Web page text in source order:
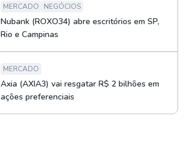
MERCADO NEGÓCIOS
Nubank (ROXO34) abre escritórios em SP,
Rio e Campinas
MERCADO
Axia (AXIA3) vai resgatar R$ 2 bilhões em
ações preferenciais